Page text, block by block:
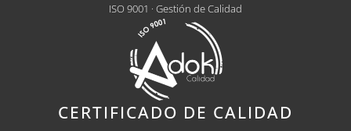
ISO 9001 · Gestión de Calidad
CERTIFICADO DE CALIDAD